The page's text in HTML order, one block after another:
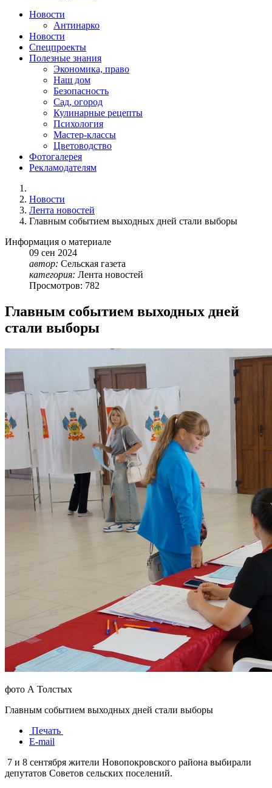
Новости
Антинарко
Новости
Спецпроекты
Полезные знания
Экономика, право
Наш дом
Безопасность
Сад, огород
Кулинарные рецепты
Психология
Мастер-классы
Цветоводство
Фотогалерея
Рекламодателям
Новости
Лента новостей
Главным событием выходных дней стали выборы
Информация о материале
09 сен 2024
автор: Сельская газета
категория: Лента новостей
Просмотров: 782
Главным событием выходных дней
стали выборы
фото А Толстых
Главным событием выходных дней стали выборы
Печать
E-mail
7 и 8 сентября жители Новопокровского района выбирали
депутатов Советов сельских поселений.